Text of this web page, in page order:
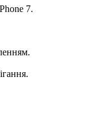
7.